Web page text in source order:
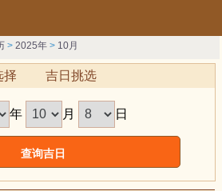
>2025年 > 10月
择 吉日挑选
年 月 日